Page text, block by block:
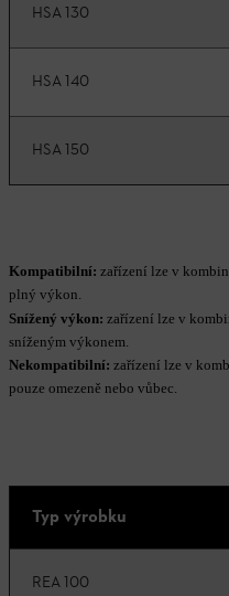
HSA 130
HSA 140
HSA 150
Kompatibilní: zařízení lze v
plný výkon.
Snížený výkon: zařízení lze v
sníženým výkonem.
Nekompatibilní: zařízení lze v
pouze omezeně nebo vůbec.
Typ výrobku
REA 100